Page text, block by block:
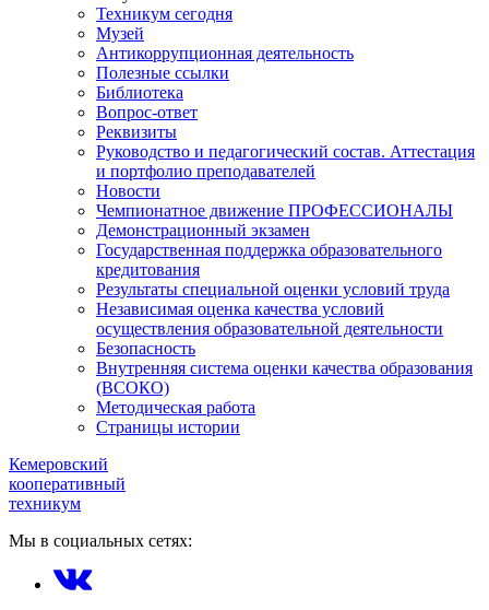
Техникум сегодня
Музей
Антикоррупционная деятельность
Полезные ссылки
Библиотека
Вопрос-ответ
Реквизиты
Руководство и педагогический состав. Аттестация
и портфолио преподавателей
Новости
Чемпионатное движение ПРОФЕССИОНАЛЫ
Демонстрационный экзамен
Государственная поддержка образовательного
кредитования
Результаты специальной оценки условий труда
Независимая оценка качества условий
осуществления образовательной деятельности
Безопасность
Внутренняя система оценки качества образования
(ВСОКО)
Методическая работа
Страницы истории
Кемеровский
кооперативный
техникум
Мы в социальных сетях: